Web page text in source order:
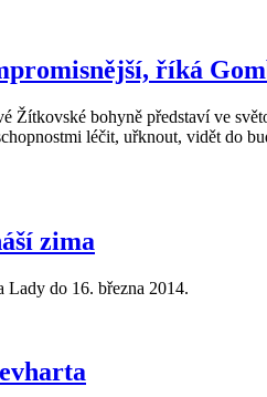
říká
bohyně představí ve
léčit, uřknout, vidět do
zima
Lady do 16. března 2014.